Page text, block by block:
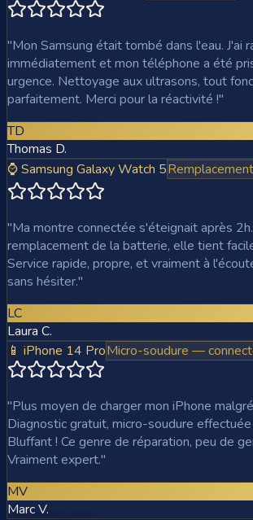
"Mon Samsung était tombé dans l'eau. J'ai
immédiatement et mon téléphone a été
urgence. Nettoyage aux ultrasons, tout
parfaitement. Merci pour la réactivité !"
TD
Thomas D.
⌚ Samsung Galaxy Watch 5
"Ma montre connectée s'éteignait après
remplacement de la batterie, elle tient
Service rapide, propre, et vraiment à
sans hésiter."
LC
Laura C.
📱 iPhone 14 ProMicro-soudure —
"Plus moyen de charger mon iPhone
Diagnostic gratuit, micro-soudure
Bluffant ! Ce genre de réparation, peu de
Vraiment expert."
MV
Marc V.